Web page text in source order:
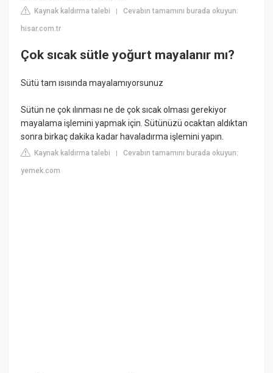
Kaynak kaldırma talebi |Cevabın tamamını burada okuyun:
hisar.com.tr
Çok sıcak sütle yoğurt mayalanır mı?
Sütü tam ısısında mayalamıyorsunuz
Sütün ne çok ılınması ne de çok sıcak olması gerekiyor
mayalama işlemini yapmak için. Sütünüzü ocaktan aldıktan
sonra birkaç dakika kadar havaladırma işlemini yapın.
Kaynak kaldırma talebi |Cevabın tamamını burada okuyun:
yemek.com